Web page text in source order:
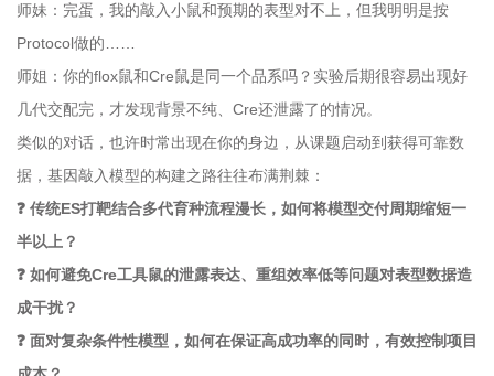
师妹：完蛋，我的敲入小鼠和预期的表型对不上，但我明明是按
Protocol做的……
师姐：你的flox鼠和Cre鼠是同一个品系吗？实验后期很容易出现好
几代交配完，才发现背景不纯、Cre还泄露了的情况。
类似的对话，也许时常出现在你的身边，从课题启动到获得可靠数
据，基因敲入模型的构建之路往往布满荆棘：
❓ 传统ES打靶结合多代育种流程漫长，如何将模型交付周期缩短一
半以上？
❓ 如何避免Cre工具鼠的泄露表达、重组效率低等问题对表型数据造
成干扰？
❓ 面对复杂条件性模型，如何在保证高成功率的同时，有效控制项目